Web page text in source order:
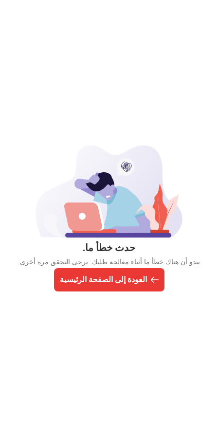
حدث خطأ ما.
يبدو أن هناك خطأ ما أثناء معالجة طلبك. يرجى التحقق مرة أخرى.
العودة إلى الصفحة الرئيسية